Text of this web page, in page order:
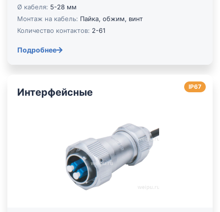
Ø кабеля: 5-28 мм
Монтаж на кабель: Пайка, обжим, винт
Количество контактов: 2-61
Подробнее
Интерфейсные IP67